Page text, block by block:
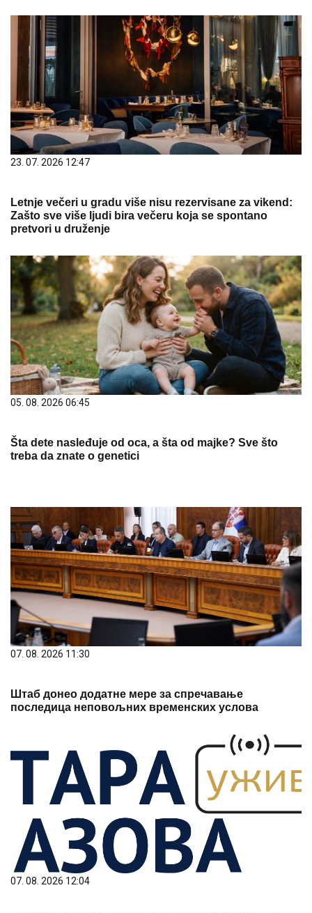
23. 07. 2026 12:47
Letnje večeri u gradu više nisu rezervisane za vikend:
Zašto sve više ljudi bira večeru koja se spontano
pretvori u druženje
05. 08. 2026 06:45
Šta dete nasleđuje od oca, a šta od majke? Sve što
treba da znate o genetici
07. 08. 2026 11:30
Штаб донео додатне мере за спречавање
последица неповољних временских услова
07. 08. 2026 12:04